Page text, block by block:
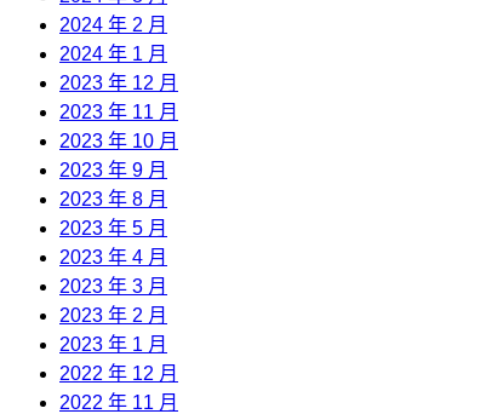
2024 年 2 月
2024 年 1 月
2023 年 12 月
2023 年 11 月
2023 年 10 月
2023 年 9 月
2023 年 8 月
2023 年 5 月
2023 年 4 月
2023 年 3 月
2023 年 2 月
2023 年 1 月
2022 年 12 月
2022 年 11 月